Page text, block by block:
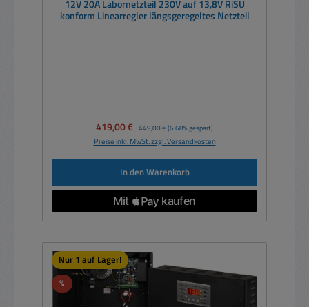
12V 20A Labornetzteil 230V auf 13,8V RiSU
konform Linearregler längsgeregeltes Netzteil
Verkaufspreis:
419,00 € Regulärer Preis:
449,00 € (6.68% gespart)
Preise inkl. MwSt. zzgl. Versandkosten
In den Warenkorb
Nur 1 auf Lager!
%Rabatt